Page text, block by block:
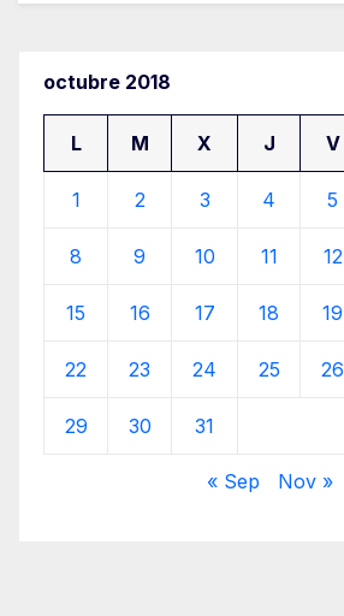
octubre 2018
L M X J V
1 2 3 4 5
8 9 10 11 12
15 16 17 18 19
22 23 24 25 26
29 30 31
« Sep Nov »